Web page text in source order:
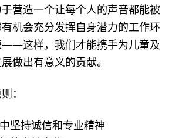
营造一个让每个人的声音都能被
机会充分发挥自身潜力的工作环
——这样，我们才能携手为儿童及
做出有意义的贡献。
：
坚持诚信和专业精神